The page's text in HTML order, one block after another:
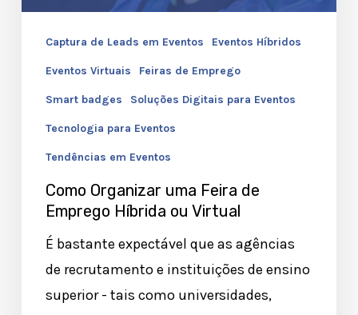
Captura de Leads em Eventos Eventos Híbridos
Eventos Virtuais Feiras de Emprego
Smart badges Soluções Digitais para Eventos
Tecnologia para Eventos
Tendências em Eventos
Como Organizar uma Feira de
Emprego Híbrida ou Virtual
É bastante expectável que as agências
de recrutamento e instituições de ensino
superior - tais como universidades,